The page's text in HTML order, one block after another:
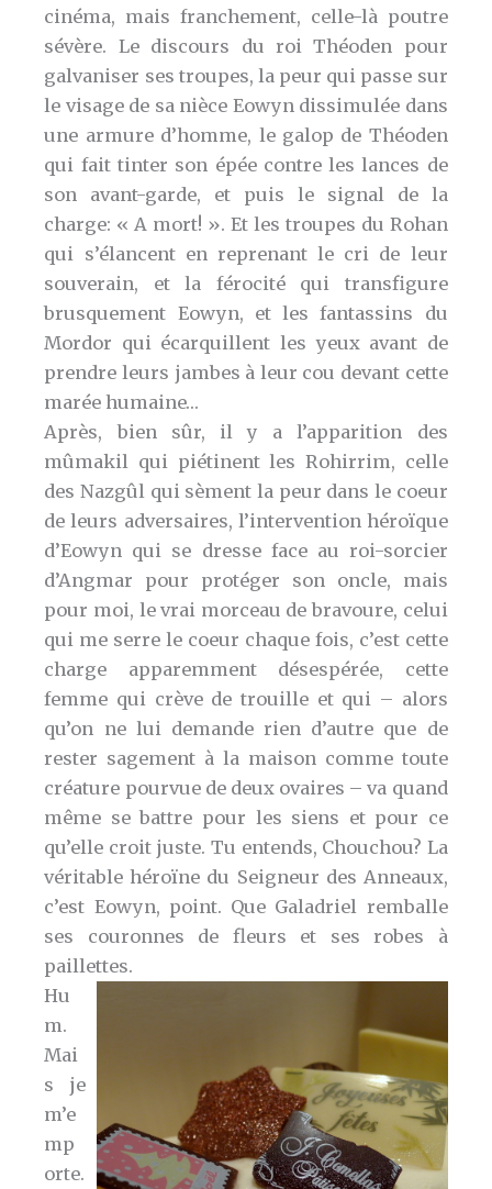
cinéma, mais franchement, celle-là poutre
sévère. Le discours du roi Théoden pour
galvaniser ses troupes, la peur qui passe sur
le visage de sa nièce Eowyn dissimulée dans
une armure d’homme, le galop de Théoden
qui fait tinter son épée contre les lances de
son avant-garde, et puis le signal de la
charge: « A mort! ». Et les troupes du Rohan
qui s’élancent en reprenant le cri de leur
souverain, et la férocité qui transfigure
brusquement Eowyn, et les fantassins du
Mordor qui écarquillent les yeux avant de
prendre leurs jambes à leur cou devant cette
marée humaine…
Après, bien sûr, il y a l’apparition des
mûmakil qui piétinent les Rohirrim, celle
des Nazgûl qui sèment la peur dans le coeur
de leurs adversaires, l’intervention héroïque
d’Eowyn qui se dresse face au roi-sorcier
d’Angmar pour protéger son oncle, mais
pour moi, le vrai morceau de bravoure, celui
qui me serre le coeur chaque fois, c’est cette
charge apparemment désespérée, cette
femme qui crève de trouille et qui – alors
qu’on ne lui demande rien d’autre que de
rester sagement à la maison comme toute
créature pourvue de deux ovaires – va quand
même se battre pour les siens et pour ce
qu’elle croit juste. Tu entends, Chouchou? La
véritable héroïne du Seigneur des Anneaux,
c’est Eowyn, point. Que Galadriel remballe
ses couronnes de fleurs et ses robes à
paillettes.
Hu
m.
Mai
s je
m’e
mp
orte.